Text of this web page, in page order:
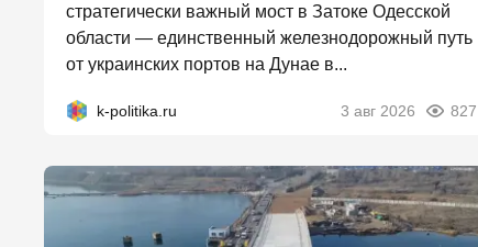
стратегически важный мост в Затоке Одесской
области — единственный железнодорожный путь
от украинских портов на Дунае в...
k-politika.ru 3 авг 2026 827